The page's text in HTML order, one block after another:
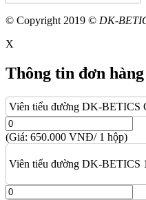
© Copyright 2019 © DK-
X
Thông tin đơn hàng
Viên tiểu đường DK-BETICS
(Giá: 650.000 VNĐ/ 1 hộp)
Viên tiểu đường DK-BETICS